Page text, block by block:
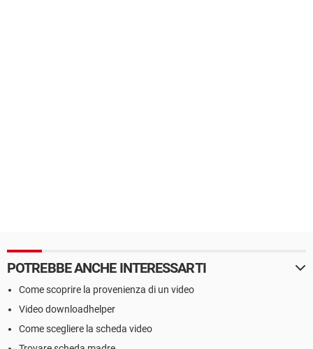
POTREBBE ANCHE INTERESSARTI
Come scoprire la provenienza di un video
Video downloadhelper
Come scegliere la scheda video